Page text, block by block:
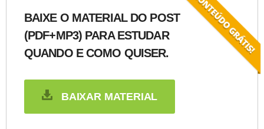
BAIXE O MATERIAL DO POST
(PDF+MP3) PARA ESTUDAR
QUANDO E COMO QUISER.
BAIXAR MATERIAL